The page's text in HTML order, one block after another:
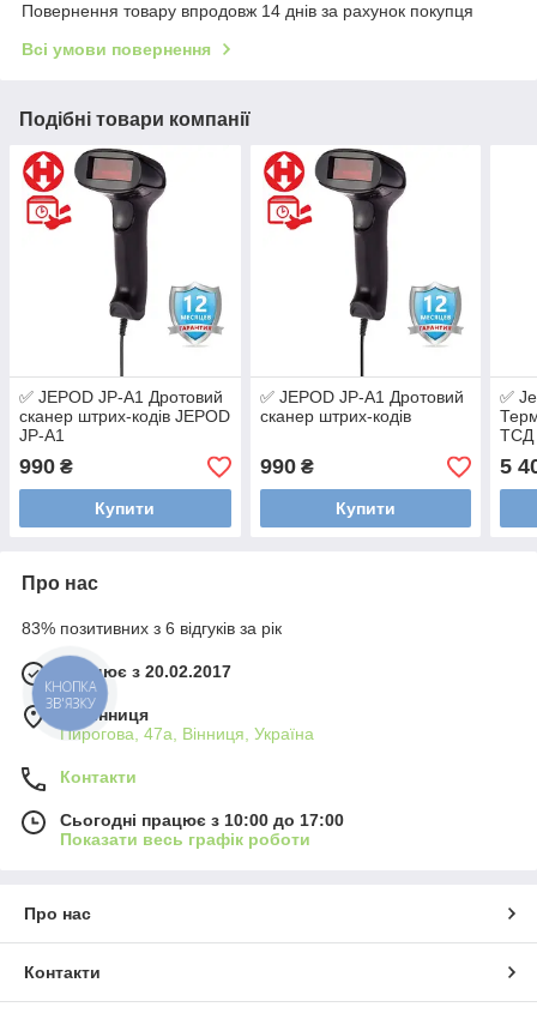
Повернення товару впродовж 14 днів за рахунок покупця
Всі умови повернення
Подібні товари компанії
✅ JEPOD JP-A1 Дротовий
сканер штрих-кодів JEPOD
JP-A1
990 ₴
Купити
✅ JEPOD JP-A1 Дротовий
сканер штрих-кодів
990₴
Купити
✅
ТСД
5
Про нас
83% позитивних з 6 відгуків за рік
Працює з 20.02.2017
м. Вінниця
Пирогова, 47а, Вінниця, Україна
Контакти
Сьогодні працює з 10:00 до 17:00
Показати весь графік роботи
Про нас
Контакти
КНОПКА
ЗВ'ЯЗКУ